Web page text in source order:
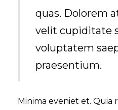
quas. Dolorem
velit cupiditate
voluptatem
praesentium.
Minima eveniet et.